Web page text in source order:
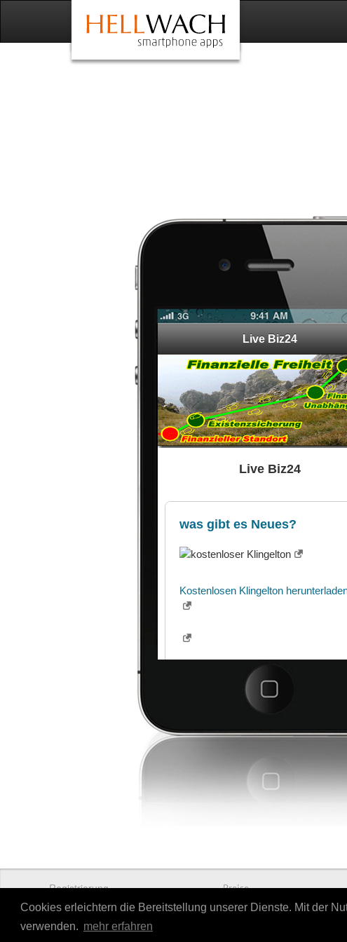
Cookies erleichtern die Bereitstellung unserer Dienste. Mit der
verwenden. mehr erfahren
Registrierung Preise